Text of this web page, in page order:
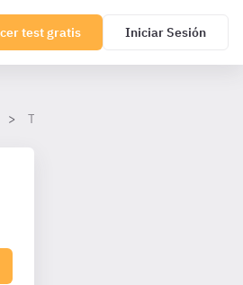
test gratis Iniciar Sesión
Tema 17. Delitos contra la libertad: